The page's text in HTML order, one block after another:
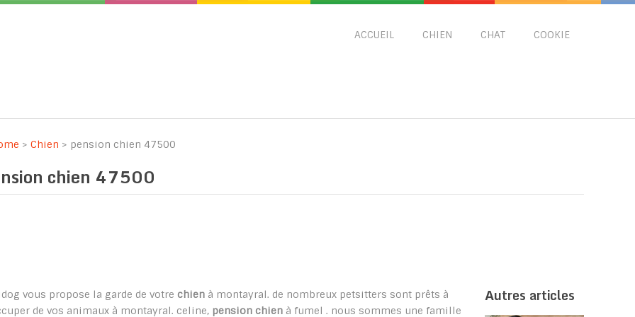
ACCUEIL CHIEN CHAT COOKIE
>Chien > pension chien 47500
chien 47500
vous propose la garde de votre chien à montayral. de nombreux petsitters sont prêts à
de vos animaux à montayral. celine, pension chien à fumel . nous sommes une famille
Autres articles